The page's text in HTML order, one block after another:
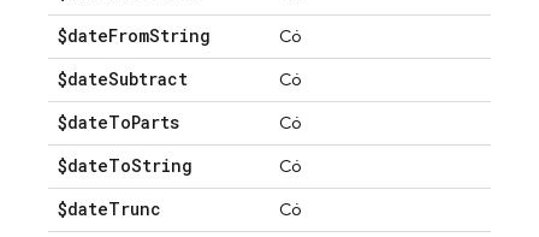
$dateFromString Có
$dateSubtract Có
$dateToParts Có
$dateToString Có
$dateTrunc Có